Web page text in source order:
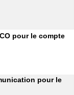
pour le compte
pour le